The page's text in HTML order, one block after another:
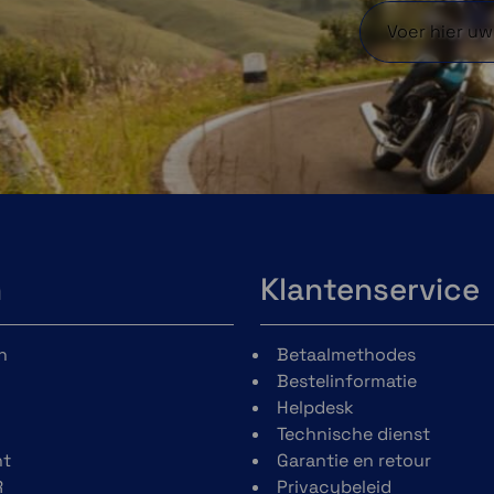
Schubert SC Edge
bestaat uit 3
De microfoon klik je in de
die achter een
zit in je helm. Aan de
verwijder je het klepje en daar
de aansluiting voor de antennes en
en microfoon. Eenmaal
klik je de module op zijn
aan de zijkant van je
en je bent klaar om te gaan.
Schuberth SC Edge maximaal te
benutten download je de
SC-Edge app op je telefoon.
Klantenservice
Betaalmethodes
Bestelinformatie
Helpdesk
Technische dienst
Garantie en retour
Privacybeleid